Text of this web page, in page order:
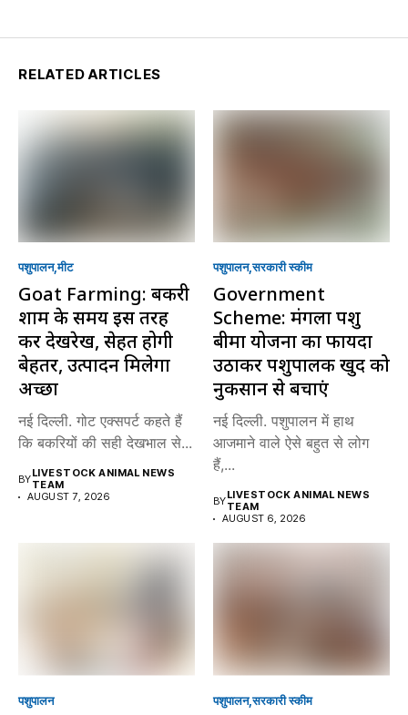
RELATED ARTICLES
पशुपालन मीट
Goat Farming: बकरी
शाम के समय इस तरह
करें देखरेख, सेहत होगी
बेहतर, उत्पादन मिलेगा
अच्छा
नई दिल्ली. गोट एक्सपर्ट कहते हैं
कि बकरियों की सही देखभाल से...
BYLIVESTOCK ANIMAL NEWS
TEAM
AUGUST 7, 2026
पशुपालन सरकारी स्की‍म
Government
Scheme: मंगला पशु
बीमा योजना का फायदा
उठाकर पशुपालक खुद को
नुकसान से बचाएं
नई दिल्ली. पशुपालन में हाथ
आजमाने वाले ऐसे बहुत से लोग
हैं,...
BYLIVESTOCK ANIMAL NEWS
TEAM
AUGUST 6, 2026
पशुपालन पशुपालन सरकारी स्की‍म